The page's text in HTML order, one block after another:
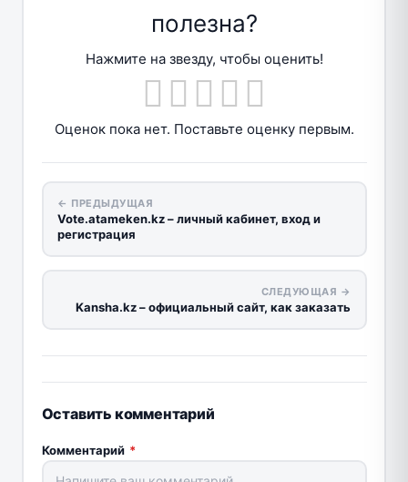
полезна?
Нажмите на звезду, чтобы оценить!
Оценок пока нет. Поставьте оценку первым.
← ПРЕДЫДУЩАЯ
Vote.atameken.kz – личный кабинет, вход и
регистрация
СЛЕДУЮЩАЯ →
Kansha.kz – официальный сайт, как заказать
Оставить комментарий
Комментарий *